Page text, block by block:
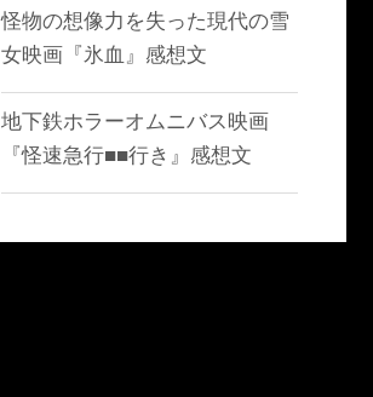
怪物の想像力を失った現代の雪
女映画『氷血』感想文
地下鉄ホラーオムニバス映画
『怪速急行■■行き』感想文